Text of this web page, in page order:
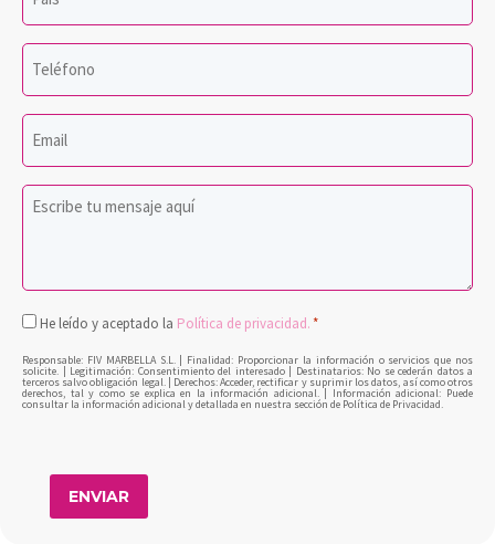
Teléfono
Email
Mensaje
Consentimiento
He leído y aceptado la Política de privacidad.*
Responsable: FIV MARBELLA S.L. | Finalidad: Proporcionar la información o servicios que nos
solicite. | Legitimación: Consentimiento del interesado | Destinatarios: No se cederán datos a
terceros salvo obligación legal. | Derechos: Acceder, rectificar y suprimir los datos, así como otros
derechos, tal y como se explica en la información adicional. | Información adicional: Puede
consultar la información adicional y detallada en nuestra sección de Política de Privacidad.